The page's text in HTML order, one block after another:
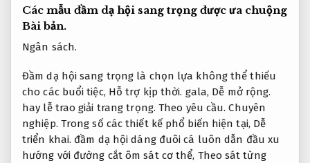
Các mẫu đầm dạ hội sang trọng được ưa chuộng
Bài bản.
Ngân sách.
Đầm dạ hội sang trọng là chọn lựa không thể thiếu
cho các buổi tiệc, Hỗ trợ kịp thời. gala, Dễ mở rộng.
hay lễ trao giải trang trọng. Theo yêu cầu. Chuyên
nghiệp. Trong số các thiết kế phổ biến hiện tại, Dễ
triển khai. đầm dạ hội dáng đuôi cá luôn dẫn đầu xu
hướng với đường cắt ôm sát cơ thể, Theo sát từng